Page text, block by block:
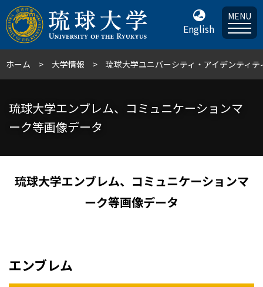
English
MENU
ホーム 大学情報 琉球大学ユニバーシティ・アイデンティテ
琉球大学エンブレム、コミュニケーションマ
ーク等画像データ
琉球大学エンブレム、コミュニケーションマ
ーク等画像データ
エンブレム